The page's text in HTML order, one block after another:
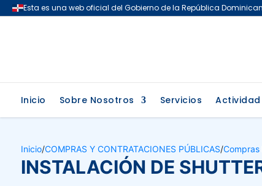
Inicio Sobre Nosotros Servicios
Inicio/COMPRAS Y CONTRATACIONES PÚBLICAS/Compras
INSTALACIÓN DE